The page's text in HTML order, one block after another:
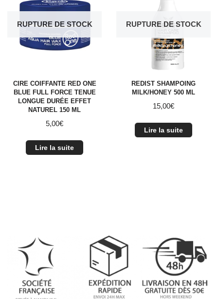
RUPTURE DE STOCK
CIRE COIFFANTE RED ONE
BLUE FULL FORCE TENUE
LONGUE DURÉE EFFET
NATUREL 150 ML
5,00€
Lire la suite
RUPTURE DE STOCK
REDIST SHAMPOING
MILK/HONEY 500 ML
15,00€
Lire la suite